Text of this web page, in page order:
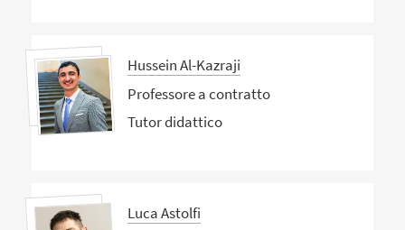
Hussein Al-Kazraji
Professore a contratto
Tutor didattico
Luca Astolfi